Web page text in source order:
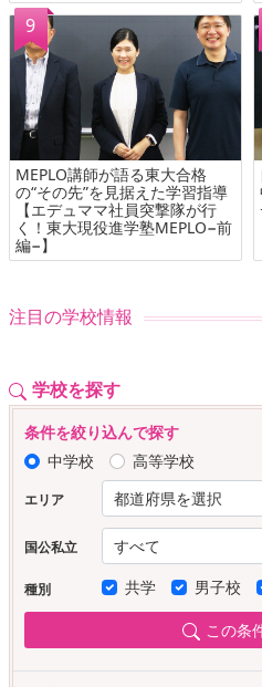
MEPLO講師が語る東大合格
の“その先”を見据えた学習指導
【エデュママ社員突撃隊が行
く！東大現役進学塾MEPLO−前
編−】
注目の学校情報
学校を探す
条件を絞り込んで探す
中学校
高等学校
エリア
国公私立
種別 共学 男子校
この条